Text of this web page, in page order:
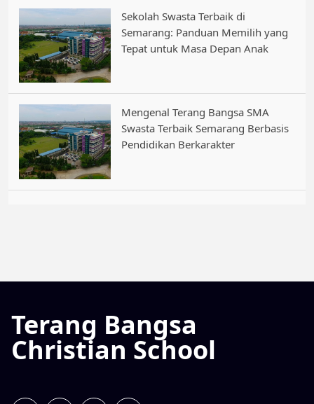
Sekolah Swasta Terbaik di
Semarang: Panduan Memilih yang
Tepat untuk Masa Depan Anak
Mengenal Terang Bangsa SMA
Swasta Terbaik Semarang Berbasis
Pendidikan Berkarakter
Terang Bangsa
Christian School